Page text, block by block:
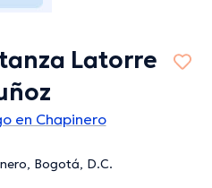
Latorre
en Chapinero
Bogotá, D.C.